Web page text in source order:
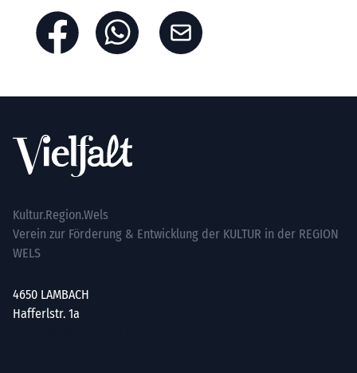
Kultur.Region.Wels
Verein zur Förderung & Entwicklung der KULTUR in der REGION
WELS
4650 LAMBACH
Hafferlstr. 1a